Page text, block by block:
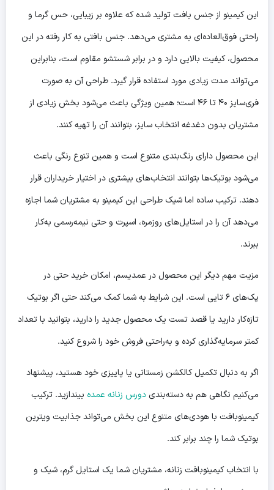
این کیمینو از جنس بافت تولید شده که علاوه بر زیبایی، حس گرما و
راحتی فوق‌العاده‌ای به مشتری می‌دهد. جنس بافتی به کار رفته در این
محصول، کیفیت بالایی دارد و در برابر شستشو مقاوم است، بنابراین
می‌تواند مدت زیادی مورد استفاده قرار گیرد. طراحی آن به صورت
فری‌سایز ۴۰ تا ۴۶ است؛ همین ویژگی باعث می‌شود بخش زیادی از
مشتریان بدون دغدغه انتخاب سایز، بتوانند آن را تهیه کنند.
این محصول دارای رنگ‌بندی متنوع است و همین تنوع رنگی باعث
می‌شود بوتیک‌ها بتوانند انتخاب‌های بیشتری در اختیار خریداران قرار
دهند. ترکیب ساده اما شیک طراحی این کیمینو به مشتریان شما اجازه
می‌دهد آن را در استایل‌های روزمره، اسپرت و حتی نیمه‌رسمی به‌کار
ببرند.
مزیت مهم دیگر این محصول در عمدیسم، امکان خرید حتی در
پک‌های ۶ تایی است. این شرایط به شما کمک می‌کند حتی اگر بوتیک
تازه‌کار دارید یا قصد تست یک محصول جدید را دارید، بتوانید با تعداد
کمتر سرمایه‌گذاری کرده و به‌راحتی فروش خود را شروع کنید.
اگر به دنبال تکمیل کالکشن زمستانی یا پاییزی خود هستید، پیشنهاد
می‌کنیم نگاهی هم به دسته‌بندیدورس زنانه عمده بیندازید. ترکیب
کیمینوبافت با هودی‌های متنوع این بخش می‌تواند جذابیت ویترین
بوتیک شما را چند برابر کند.
با انتخاب کیمینوبافت زنانه، مشتریان شما یک استایل گرم، شیک و